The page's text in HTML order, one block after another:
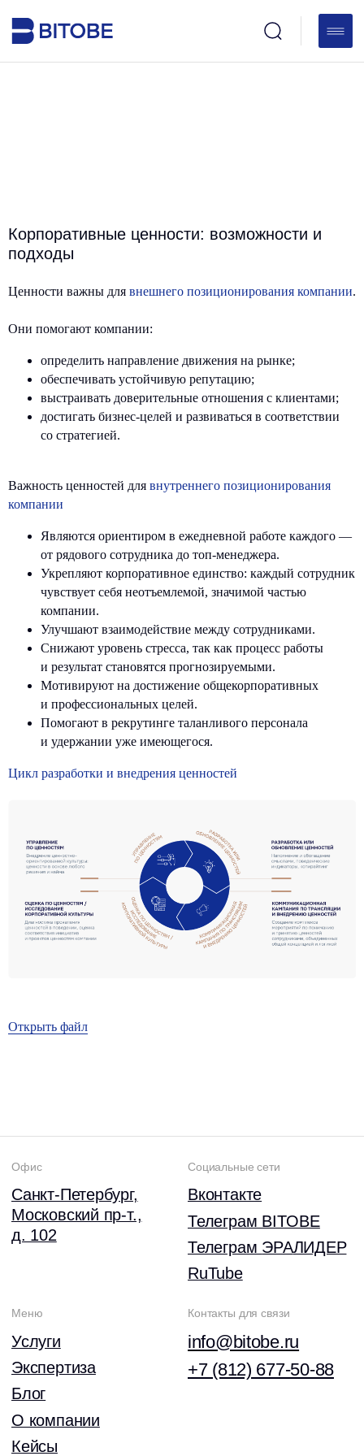
Корпоративные ценности: возможности и
подходы
Ценности важны для внешнего позиционирования компании.
Они помогают компании:
определить направление движения на рынке;
обеспечивать устойчивую репутацию;
выстраивать доверительные отношения с клиентами;
достигать бизнес-целей и развиваться в соответствии
со стратегией.
Важность ценностей для внутреннего позиционирования
компании
Являются ориентиром в ежедневной работе каждого —
от рядового сотрудника до топ-менеджера.
Укрепляют корпоративное единство: каждый сотрудник
чувствует себя неотъемлемой, значимой частью
компании.
Улучшают взаимодействие между сотрудниками.
Снижают уровень стресса, так как процесс работы
и результат становятся прогнозируемыми.
Мотивируют на достижение общекорпоративных
и профессиональных целей.
Помогают в рекрутинге таланливого персонала
и удержании уже имеющегося.
Цикл разработки и внедрения ценностей
Открыть файл
Санкт-Петербург,
Московский пр-т.,
Кейсы
Все права защищены © 2026
Политика конфиденциальности
Разработка сайта
Меню
Социальные сети
RuTube
Телеграм ЭРАЛИДЕР
Телеграм BITOBE
Вконтакте
Контакты для связи